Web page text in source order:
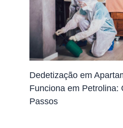
Dedetização em
Funciona em Petrolina:
Passos